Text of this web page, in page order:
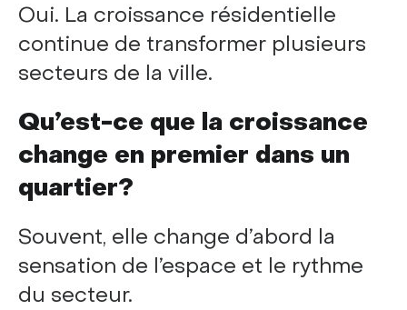
Oui. La croissance résidentielle
continue de transformer plusieurs
secteurs de la ville.
Qu’est-ce que la croissance
change en premier dans un
quartier?
Souvent, elle change d’abord la
sensation de l’espace et le rythme
du secteur.